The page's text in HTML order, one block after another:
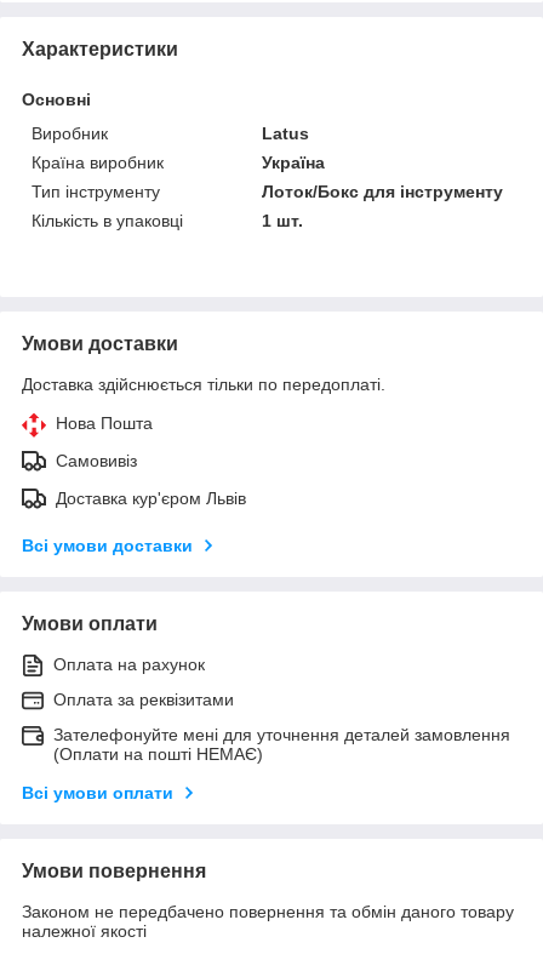
Характеристики
Основні
Виробник
Latus
Країна виробник
Україна
Тип інструменту
Лоток/Бокс для інструменту
Кількість в упаковці
1 шт.
Умови доставки
Доставка здійснюється тільки по передоплаті.
Нова Пошта
Самовивіз
Доставка кур'єром Львів
Всі умови доставки
Умови оплати
Оплата на рахунок
Оплата за реквізитами
Зателефонуйте мені для уточнення деталей замовлення
(Оплати на пошті НЕМАЄ)
Всі умови оплати
Умови повернення
Законом не передбачено повернення та обмін даного товару
належної якості